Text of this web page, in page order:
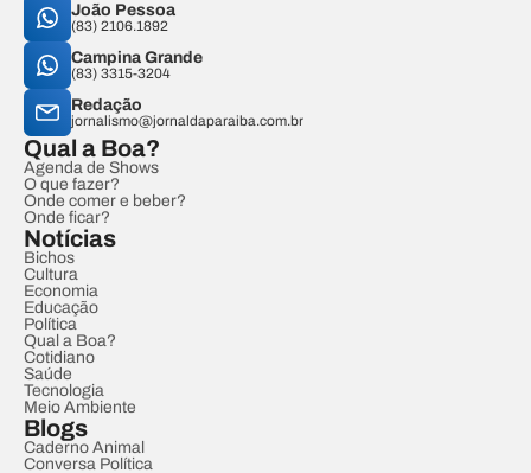
João Pessoa
(83) 2106.1892
Campina Grande
(83) 3315-3204
Redação
jornalismo@jornaldaparaiba.com.br
Qual a Boa?
Agenda de Shows
O que fazer?
Onde comer e beber?
Onde ficar?
Notícias
Bichos
Cultura
Economia
Educação
Política
Qual a Boa?
Cotidiano
Saúde
Tecnologia
Meio Ambiente
Blogs
Caderno Animal
Conversa Política